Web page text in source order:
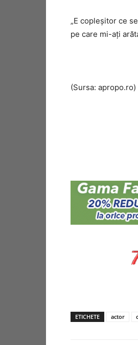
„E copleşitor ce
pe care mi-aţi
(Sursa: apropo.ro)
ETICHETE actor